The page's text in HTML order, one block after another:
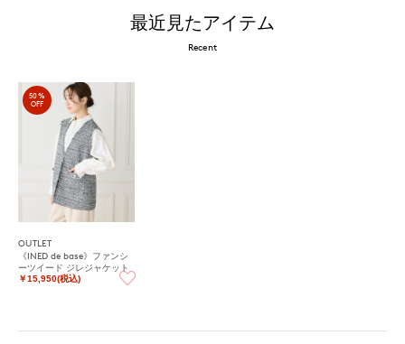
最近見たアイテム
Recent
50%
OFF
OUTLET
《INED de base》ファンシ
ーツイード ジレジャケット
￥15,950(税込)